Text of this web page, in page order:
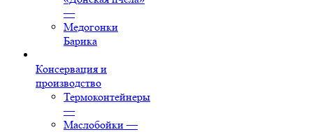
—
Медогонки
Барика
Консервация и
производство
Термоконтейнеры
—
Маслобойки —